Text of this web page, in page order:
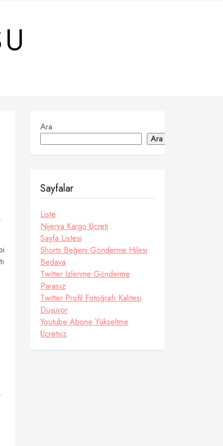
Ara
Ara
Sayfalar
Liste
Nijerya Kargo Ücreti
Sayfa Listesi
Shorts Beğeni Gönderme Hilesi
Bedava
Twitter Izlenme Gönderme
Parasız
Twitter Profil Fotoğrafı Kalitesi
Düşüyor
Youtube Abone Yükseltme
Ücretsiz